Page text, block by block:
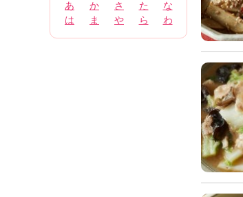
あ か さ た
な
は
ま や ら わ